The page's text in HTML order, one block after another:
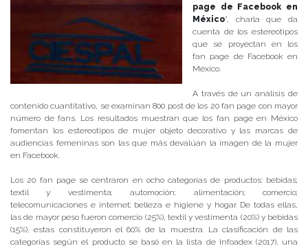
page de Facebook en
México”, charla que da
cuenta de los estereotipos
que se proyectan en los
fan page de Facebook en
México.
A través de un análisis de
contenido cuantitativo, se examinan 800 post de los 20 fan page con mayor
número de fans. Los resultados muestran que los fan page en México
fomentan los estereotipos de mujer objeto decorativo y las marcas de
audiencias femeninas son las que más devalúan la imagen de la mujer
en Facebook.
Los 20 fan page se centraron en ocho categorías de productos: bebidas;
textil y vestimenta; automoción; alimentación; comercio;
telecomunicaciones e internet; belleza e higiene y hogar. De todas ellas,
las de mayor peso fueron comercio (25%), textil y vestimenta (20%) y bebidas
(15%), estas constituyeron el 60% de la muestra. La clasificación de las
categorías según el producto se basó en la lista de Infoadex (2017), una